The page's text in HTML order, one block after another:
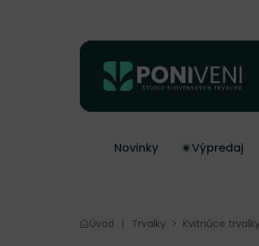
Novinky Výpredaj
Úvod Trvalky Kvitnúce trvalky